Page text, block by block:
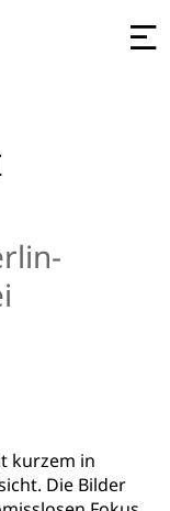
kurzem in
Die Bilder